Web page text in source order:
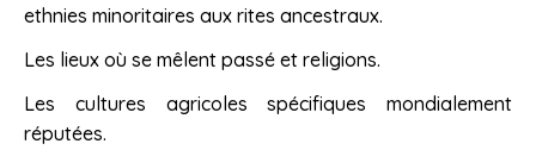
ethnies minoritaires aux rites ancestraux.
Les lieux où se mêlent passé et religions.
Les cultures agricoles spécifiques mondialement
réputées.